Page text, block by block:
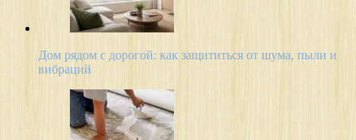
Дом рядом с дорогой: как защититься от шума, пыли и
вибраций